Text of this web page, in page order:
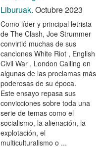
Liburuak. Octubre 2023
Como líder y principal letrista
de The Clash, Joe Strummer
convirtió muchas de sus
canciones White Riot , English
Civil War , London Calling en
algunas de las proclamas más
poderosas de su época.
Este ensayo repasa sus
convicciones sobre toda una
serie de temas como el
socialismo, la alienación, la
explotación, el
multiculturalismo o ...